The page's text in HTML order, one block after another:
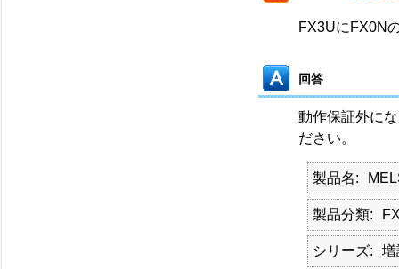
FX3UにFX0N
回答
動作保証外に
ださい。
製品名
製品分類
シリーズ 増